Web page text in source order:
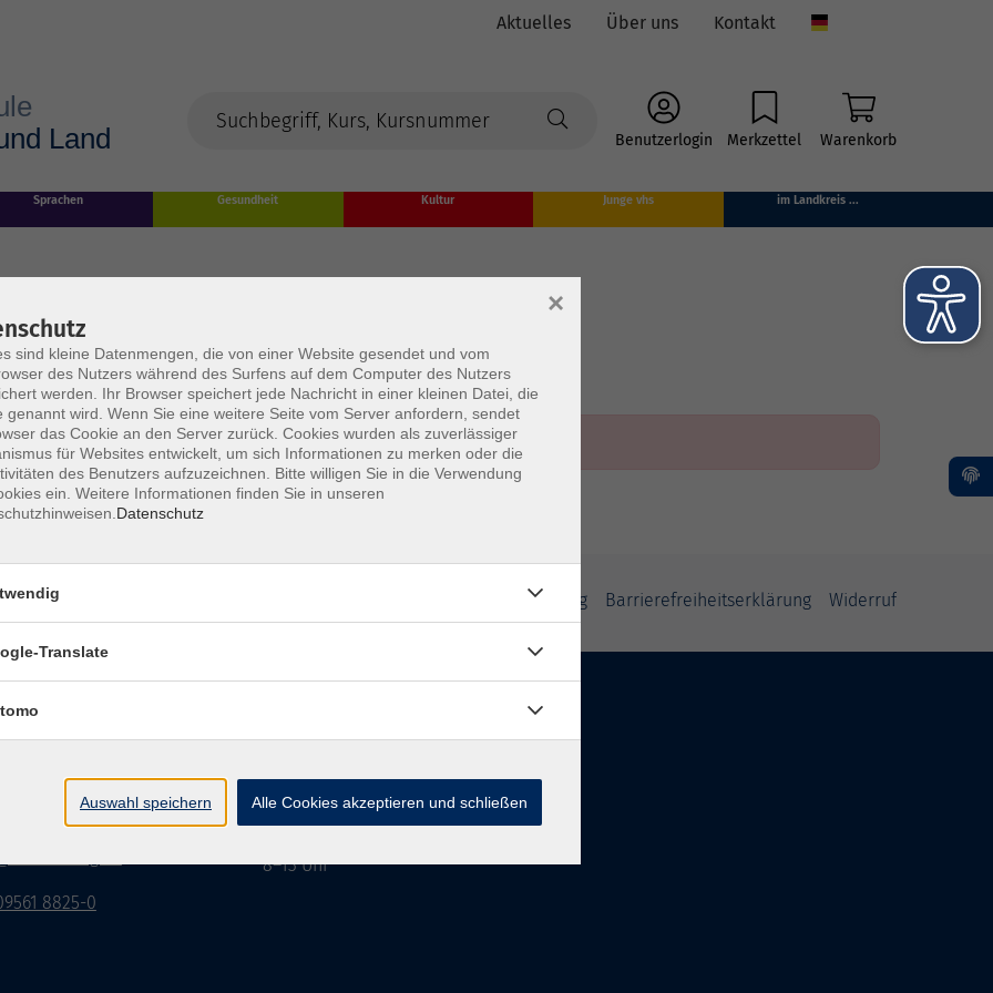
Aktuelles Über uns Kontakt
Benutzerlogin Merkzettel Warenkorb
Sprachen Gesundheit Kultur Junge vhs im Landkreis ...
AGB/Widerrufsbelehrung Barrierefreiheitserklärung Widerruf
15
8825-0
Montag bis Donnerstag:
8–13 Uhr und 13:30–17 Uhr
8–13 Uhr
sind kleine Datenmengen, die von einer Website gesendet und vom
des Nutzers während des Surfens auf dem Computer des Nutzers
werden. Ihr Browser speichert jede Nachricht in einer kleinen Datei, die
genannt wird. Wenn Sie eine weitere Seite vom Server anfordern, sendet
das Cookie an den Server zurück. Cookies wurden als zuverlässiger
für Websites entwickelt, um sich Informationen zu merken oder die
des Benutzers aufzuzeichnen. Bitte willigen Sie in die Verwendung
ein. Weitere Informationen finden Sie in unseren
Datenschutz
×
Translate
Auswahl speichern Alle Cookies akzeptieren und schließen